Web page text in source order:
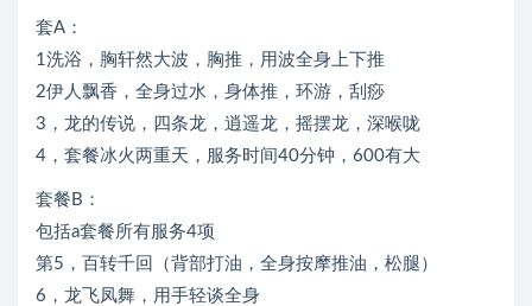
套A：
1洗浴，胸轩然大波，胸推，用波全身上下推
2伊人飘香，全身过水，身体推，环游，刮痧
3，龙的传说，四条龙，逍遥龙，摇摆龙，深喉咙
4，套餐冰火两重天，服务时间40分钟，600有大
套餐B：
包括a套餐所有服务4项
第5，百转千回（背部打油，全身按摩推油，松腿）
6，龙飞凤舞，用手轻谈全身